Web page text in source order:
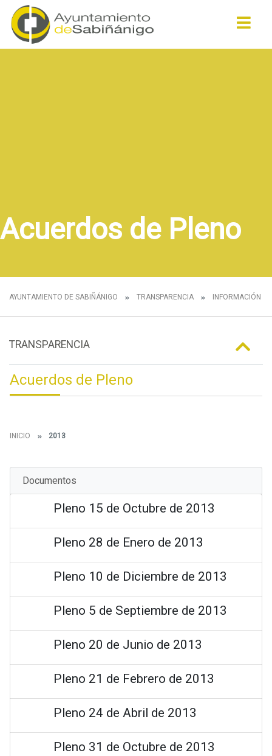
Acuerdos de Pleno
AYUNTAMIENTO DE SABIÑÁNIGO TRANSPARENCIA INFORMACIÓN
TRANSPARENCIA
Acuerdos de Pleno
INICIO 2013
Documentos
Pleno 15 de Octubre de 2013
Pleno 28 de Enero de 2013
Pleno 10 de Diciembre de 2013
Pleno 5 de Septiembre de 2013
Pleno 20 de Junio de 2013
Pleno 21 de Febrero de 2013
Pleno 24 de Abril de 2013
Pleno 31 de Octubre de 2013